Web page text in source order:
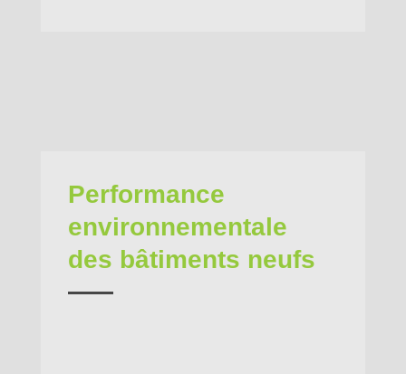
Performance
environnementale
des bâtiments neufs